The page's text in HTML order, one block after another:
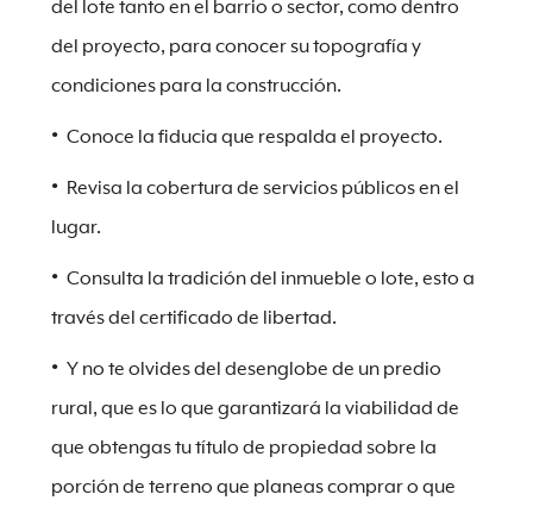
del lote tanto en el barrio o sector, como dentro
del proyecto, para conocer su topografía y
condiciones para la construcción.
Conoce la fiducia que respalda el proyecto.
Revisa la cobertura de servicios públicos en el
lugar.
Consulta la tradición del inmueble o lote, esto a
través del certificado de libertad.
Y no te olvides del desenglobe de un predio
rural, que es lo que garantizará la viabilidad de
que obtengas tu título de propiedad sobre la
porción de terreno que planeas comprar o que